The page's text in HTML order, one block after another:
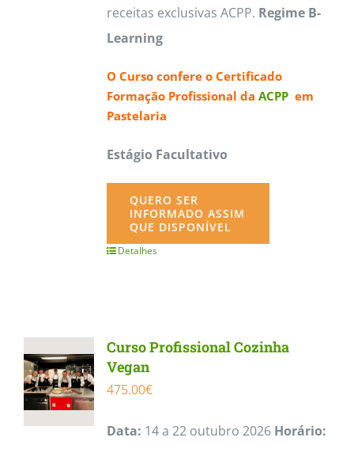
receitas exclusivas ACPP. Regime B-
Learning
O Curso confere o Certificado
Formação Profissional da ACPPem
Pastelaria
Estágio Facultativo
QUERO SER
INFORMADO ASSIM
QUE DISPONÍVEL
Detalhes
Curso Profissional Cozinha
Vegan
475.00€
Data: 14 a 22 outubro 2026 Horário: